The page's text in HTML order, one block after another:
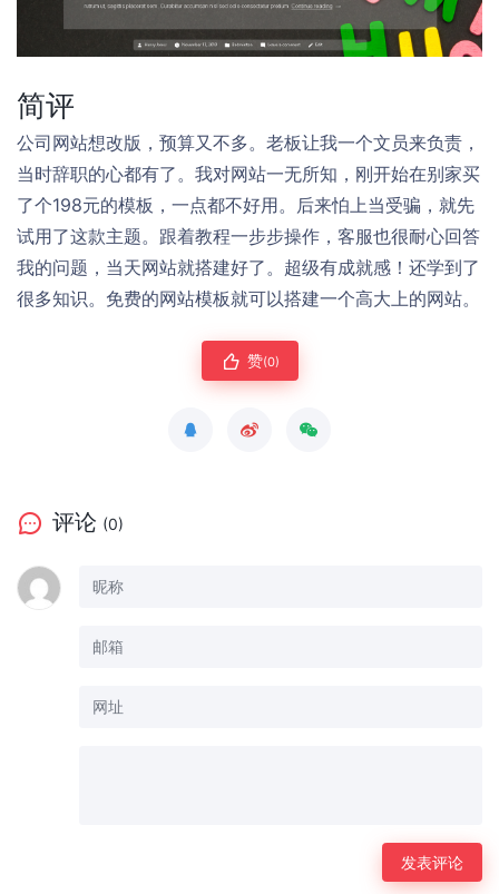
简评
公司网站想改版，预算又不多。老板让我一个文员来负责，
当时辞职的心都有了。我对网站一无所知，刚开始在别家买
了个198元的模板，一点都不好用。后来怕上当受骗，就先
试用了这款主题。跟着教程一步步操作，客服也很耐心回答
我的问题，当天网站就搭建好了。超级有成就感！还学到了
很多知识。免费的网站模板就可以搭建一个高大上的网站。
赞(0)
评论 (0)